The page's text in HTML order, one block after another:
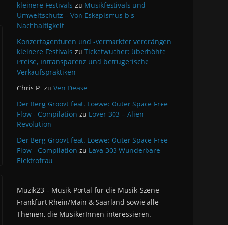
kleinere Festivals zu Musikfestivals und
Umweltschutz – Von Eskapismus bis
Nachhaltigkeit
Konzertagenturen und -vermarkter verdrängen
kleinere Festivals zu Ticketwucher: überhöhte
Preise, Intransparenz und betrügerische
Verkaufspraktiken
Chris P. zu Ven Dease
Der Berg Groovt feat. Loewe: Outer Space Free
Flow - Compilation zu Lover 303 – Alien
Revolution
Der Berg Groovt feat. Loewe: Outer Space Free
Flow - Compilation zu Lava 303 Wunderbare
Elektrofrau
Muzik23 – Musik-Portal für die Musik-Szene
Frankfurt Rhein/Main & Saarland sowie alle
Themen, die MusikerInnen interessieren.